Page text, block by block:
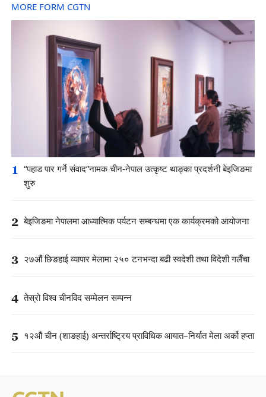
MORE FORM CGTN
1 “पहाड पार गर्ने संवाद”नामक चीन-नेपाल उत्कृष्ट थाङ्का प्रदर्शनी बेइजिङमा
शुरु
2 बेइजिङमा नेपालमा आध्यात्मिक पर्यटन सम्बन्धमा एक कार्यक्रमको आयोजना
3 २७औं छिङहाई व्यापार मेलामा २५० टनभन्दा बढी स्वदेशी तथा विदेशी गलैँचा
4 तेस्रो विश्व चीनविद सम्मेलन सम्पन्न
5 १२औं चीन (शाङहाई) अन्तर्राष्ट्रिय प्राविधिक आयात–निर्यात मेला अर्को हप्ता